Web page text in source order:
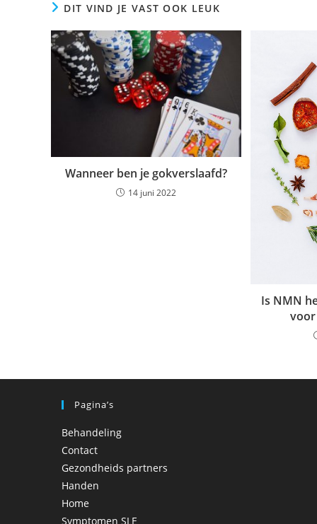
DIT VIND JE VAST OOK LEUK
Wanneer ben je gokverslaafd?
14 juni 2022
Is NMN
voor
Pagina’s
Behandeling
Contact
Gezondheids partners
Handen
Home
Symptomen SLE